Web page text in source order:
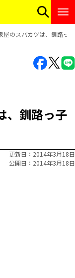
屋のスパカツは、釧路っ
、釧路っ子
更新日
2014年3月18日
公開日
2014年3月18日